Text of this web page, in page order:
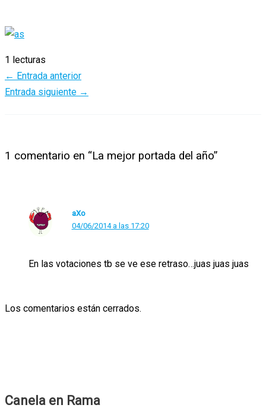
1 lecturas
← Entrada anterior
Entrada siguiente →
1 comentario en “La mejor portada del año”
aXo
04/06/2014 a las 17:20
En las votaciones tb se ve ese retraso…juas juas juas
Los comentarios están cerrados.
Canela en Rama